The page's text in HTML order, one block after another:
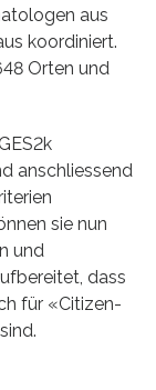
aus
koordiniert.
Orten und
anschliessend
sie nun
und
dass
für «Citizen-